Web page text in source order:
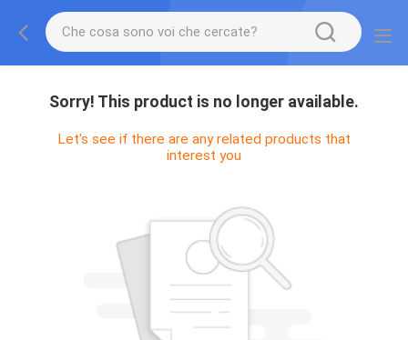
Sorry! This product is no longer available.
Let's see if there are any related products that
interest you